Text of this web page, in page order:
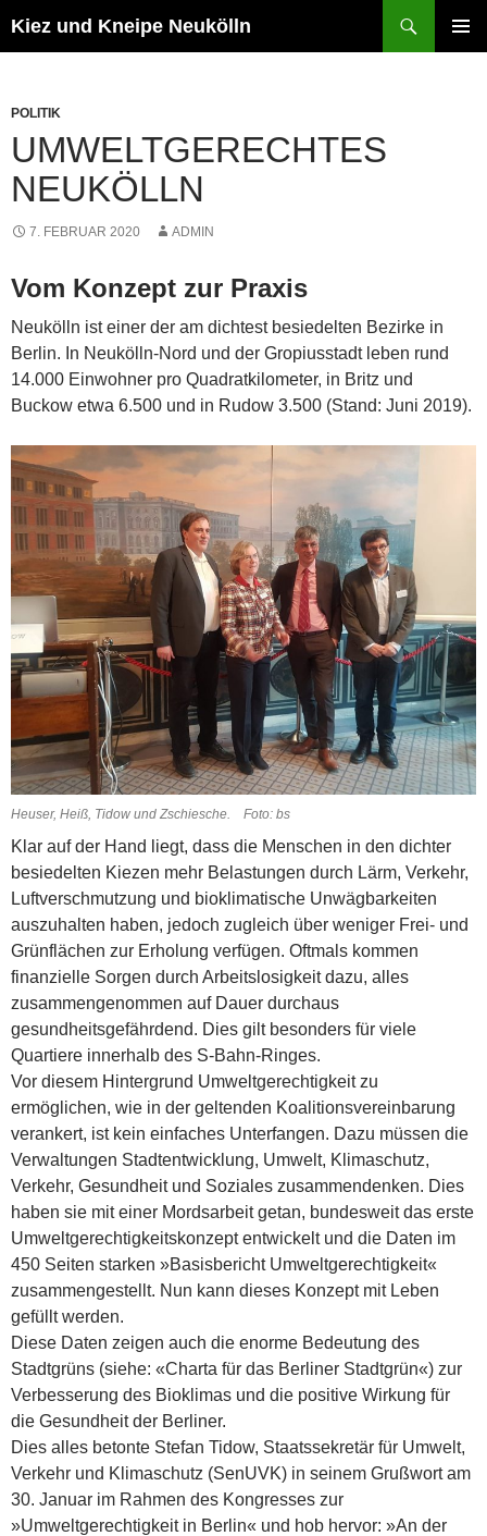
Inhalt
Kiez und Kneipe Neukölln
POLITIK
UMWELTGERECHTES
NEUKÖLLN
7. FEBRUAR 2020 ADMIN
Vom Konzept zur Praxis
Neukölln ist einer der am dichtest besiedelten Bezirke in
Berlin. In Neukölln-Nord und der Gropiusstadt leben rund
14.000 Einwohner pro Quadratkilometer, in Britz und
Buckow etwa 6.500 und in Rudow 3.500 (Stand: Juni 2019).
Heuser, Heiß, Tidow und Zschiesche. Foto: bs
Klar auf der Hand liegt, dass die Menschen in den dichter
besiedelten Kiezen mehr Belastungen durch Lärm, Verkehr,
Luftverschmutzung und bio­klimatische Unwägbarkeiten
auszuhalten haben, jedoch zugleich über weniger Frei- und
Grünflächen zur Erholung verfügen. Oftmals kommen
finanzielle Sorgen durch Arbeitslosigkeit dazu, alles
zusammengenommen auf Dauer durchaus
gesundheitsgefährdend. Dies gilt besonders für viele
Quartiere innerhalb des S-Bahn-Ringes.
Vor diesem Hintergrund Umweltgerechtigkeit zu
ermöglichen, wie in der geltenden Koalitionsvereinbarung
verankert, ist kein einfaches Unterfangen. Dazu müssen die
Verwaltungen Stadtentwicklung, Umwelt, Klimaschutz,
Verkehr, Gesundheit und Soziales zusammendenken. Dies
haben sie mit einer Mordsarbeit getan, bundesweit das erste
Umweltgerechtigkeitskonzept entwickelt und die Daten im
450 Seiten starken »Basisbericht Umweltgerechtigkeit«
zusammengestellt. Nun kann dieses Konzept mit Leben
gefüllt werden.
Diese Daten zeigen auch die enorme Bedeutung des
Stadtgrüns (siehe: «Charta für das Berliner Stadtgrün«) zur
Verbesserung des Bioklimas und die positive Wirkung für
die Gesundheit der Berliner.
Dies alles betonte Stefan Tidow, Staatssekretär für Umwelt,
Verkehr und Klimaschutz (SenUVK) in seinem Grußwort am
30. Januar im Rahmen des Kongresses zur
»Umweltgerechtigkeit in Berlin« und hob hervor: »An der